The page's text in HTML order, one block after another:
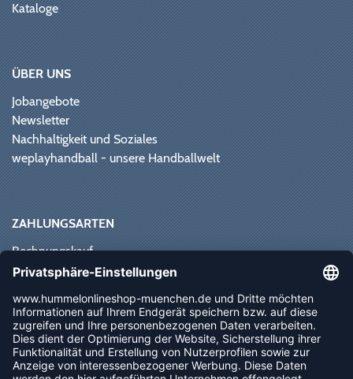
Kataloge
ÜBER UNS
Jobangebote
Newsletter
Nachhaltigkeit und Soziales
weplayhandball - unsere Handballwelt
ZAHLUNGSARTEN
Rechnungskauf
Paypal
Vorkasse
Sofortüberweisung
NEWSLETTER